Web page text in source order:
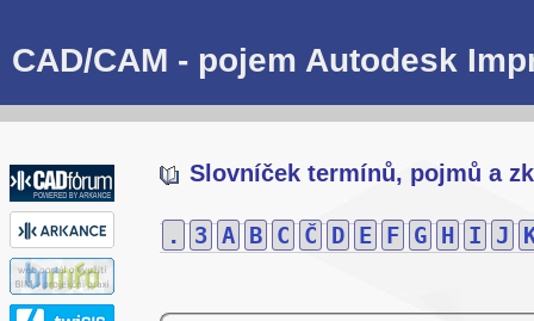
CAD/CAM - pojem Autodesk
Slovníček termínů, pojmů a
. 3 A B C Č D E F G H I J